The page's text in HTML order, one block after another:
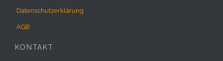
Datenschutzerklärung
AGB
KONTAKT